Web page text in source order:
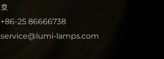
호
+86-25 86666738
service@lumi-lamps.com